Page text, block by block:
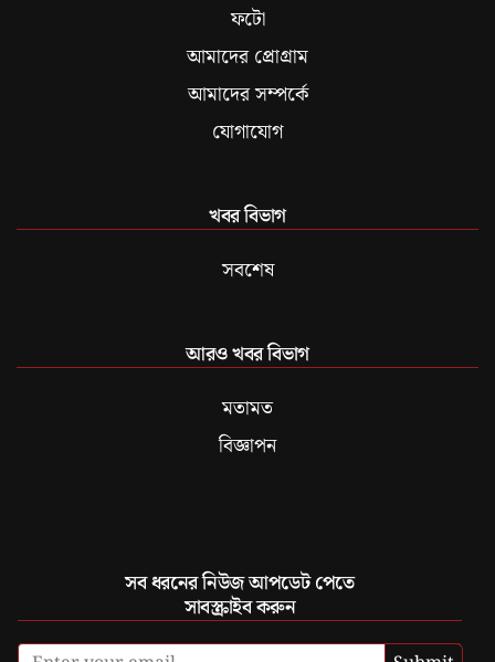
ফটো
আমাদের প্রোগ্রাম
আমাদের সম্পর্কে
যোগাযোগ
খবর বিভাগ
সবশেষ
আরও খবর বিভাগ
মতামত
বিজ্ঞাপন
সব ধরনের নিউজ আপডেট পেতে
সাবস্ক্রাইব করুন